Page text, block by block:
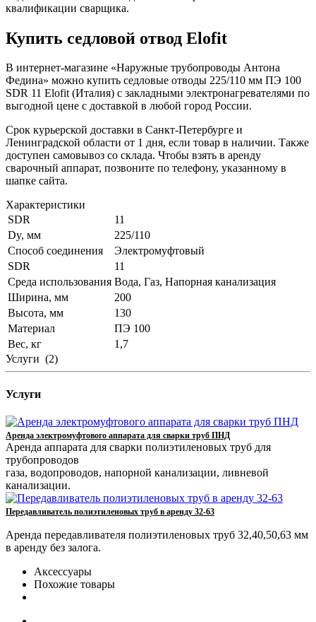
квалификации сварщика.
Купить седловой отвод Elofit
В интернет-магазине «Наружные трубопроводы Антона
Федина» можно купить седловые отводы 225/110 мм ПЭ 100
SDR 11 Elofit (Италия) с закладными электронагревателями по
выгодной цене с доставкой в любой город России.
Срок курьерской доставки в Санкт-Петербурге и
Ленинградской области от 1 дня, если товар в наличии. Также
доступен самовывоз со склада. Чтобы взять в аренду
сварочный аппарат, позвоните по телефону, указанному в
шапке сайта.
Характеристики
SDR
11
Dy, мм
225/110
Способ соединения
Электромуфтовый
SDR
11
Среда использования Вода, Газ, Напорная канализация
Ширина, мм
200
Высота, мм
130
Материал
ПЭ 100
Вес, кг
1,7
Услуги (2)
Услуги
Аренда электромуфтового аппарата для сварки труб ПНД
Аренда аппарата для сварки полиэтиленовых труб для
трубопроводов
газа, водопроводов, напорной канализации, ливневой
канализации.
Передавливатель полиэтиленовых труб в аренду 32-63
Аренда передавливателя полиэтиленовых труб 32,40,50,63 мм
в аренду без залога.
Аксессуары
Похожие товары